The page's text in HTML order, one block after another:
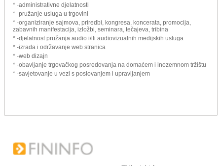
* -administrativne djelatnosti
* -pružanje usluga u trgovini
* -organiziranje sajmova, priredbi, kongresa, koncerata, promocija,
zabavnih manifestacija, izložbi, seminara, tečajeva, tribina
* -djelatnost pružanja audio i/ili audiovizualnih medijskih usluga
* -izrada i održavanje web stranica
* -web dizajn
* -obavljanje trgovačkog posredovanja na domaćem i inozemnom tržištu
* -savjetovanje u vezi s poslovanjem i upravljanjem